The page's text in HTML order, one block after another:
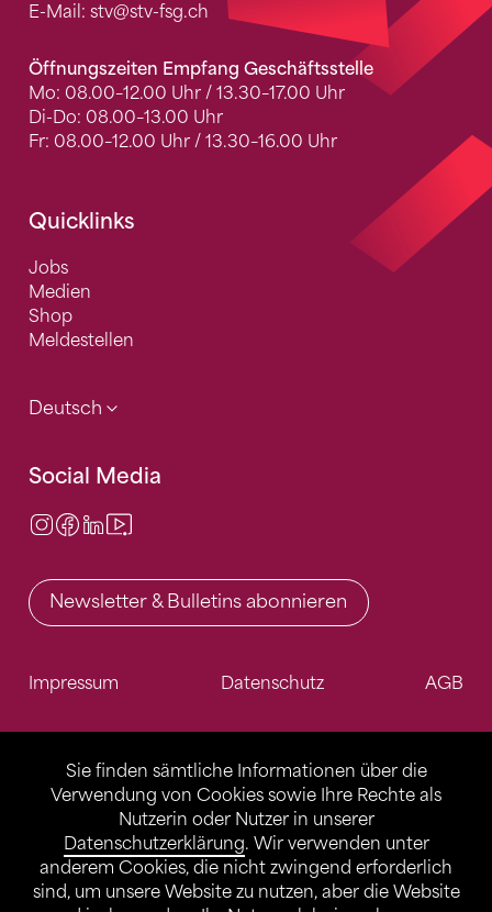
Sie finden sämtliche Informationen über die
Verwendung von Cookies sowie Ihre Rechte als
Nutzerin oder Nutzer in unserer
Datenschutzerklärung. Wir verwenden unter
anderem Cookies, die nicht zwingend erforderlich
sind, um unsere Website zu nutzen, aber die Website
E-Mail: stv@stv-fsg.ch
Öffnungszeiten Empfang Geschäftsstelle
Mo: 08.00–12.00 Uhr / 13.30–17.00 Uhr
Di-Do: 08.00–13.00 Uhr
Fr: 08.00–12.00 Uhr / 13.30–16.00 Uhr
Quicklinks
Jobs
Medien
Shop
Meldestellen
Deutsch
Social Media
Instagram
Facebook
LinkedIn
Newsletter & Bulletins abonnieren
Impressum Datenschutz AGB